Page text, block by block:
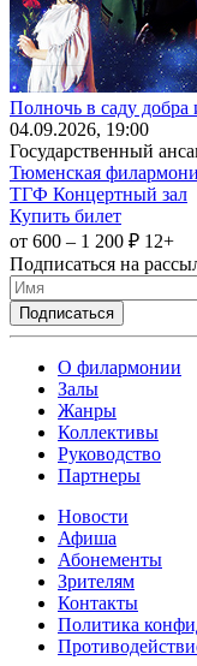
Полночь в саду
04.09.2026, 19:00
Государственный
Тюменская
ТГФ Концертный зал
Купить билет
от 600 – 1 200 ₽ 12+
Подписаться на
О филармонии
Залы
Жанры
Коллективы
Руководство
Партнеры
Новости
Афиша
Абонементы
Зрителям
Контакты
Политика